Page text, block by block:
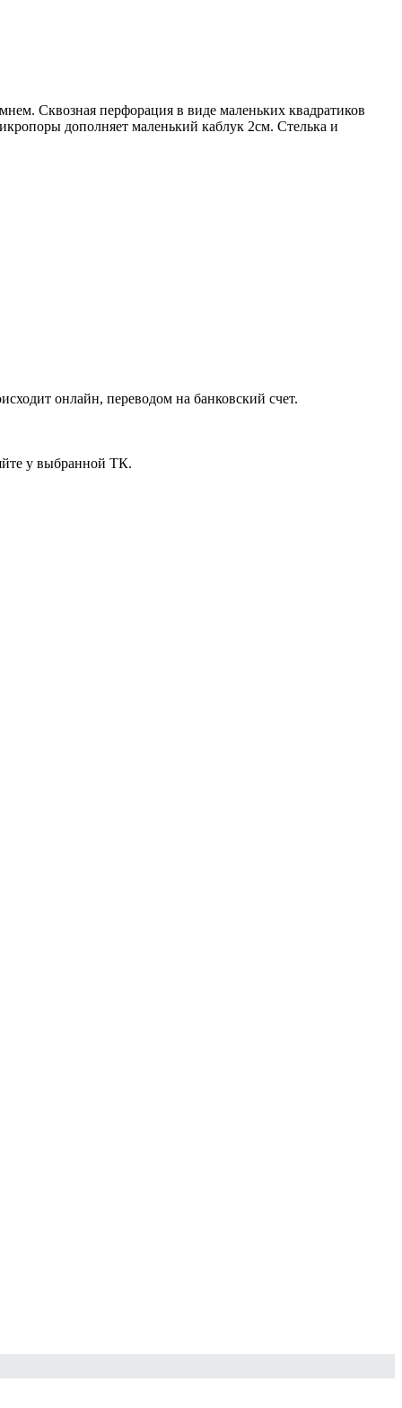
Сквозная перфорация в виде маленьких квадратиков
дополняет маленький каблук 2см. Стелька и
онлайн, переводом на банковский счет.
у выбранной ТК.